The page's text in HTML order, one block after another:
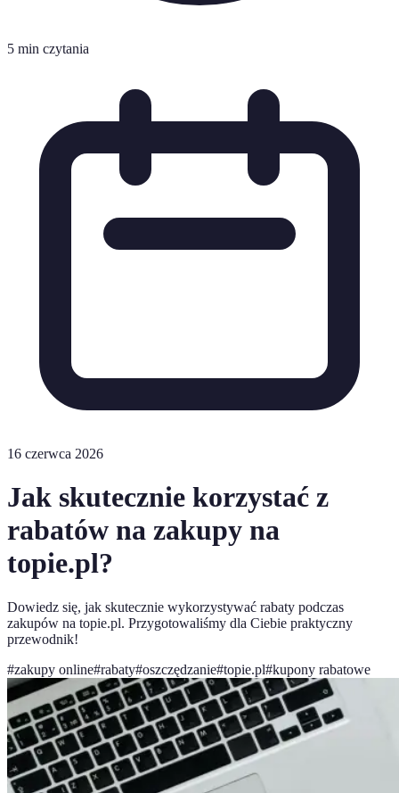
5 min czytania
16 czerwca 2026
Jak skutecznie korzystać z
rabatów na zakupy na
topie.pl?
Dowiedz się, jak skutecznie wykorzystywać rabaty podczas
zakupów na topie.pl. Przygotowaliśmy dla Ciebie praktyczny
przewodnik!
#zakupy online#rabaty#oszczędzanie#topie.pl#kupony rabatowe